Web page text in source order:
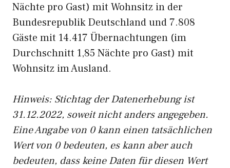
Nächte pro Gast) mit Wohnsitz in der
Bundesrepublik Deutschland und 7.808
Gäste mit 14.417 Übernachtungen (im
Durchschnitt 1,85 Nächte pro Gast) mit
Wohnsitz im Ausland.
Hinweis: Stichtag der Datenerhebung ist
31.12.2022, soweit nicht anders angegeben.
Eine Angabe von 0 kann einen tatsächlichen
Wert von 0 bedeuten, es kann aber auch
bedeuten, dass keine Daten für diesen Wert